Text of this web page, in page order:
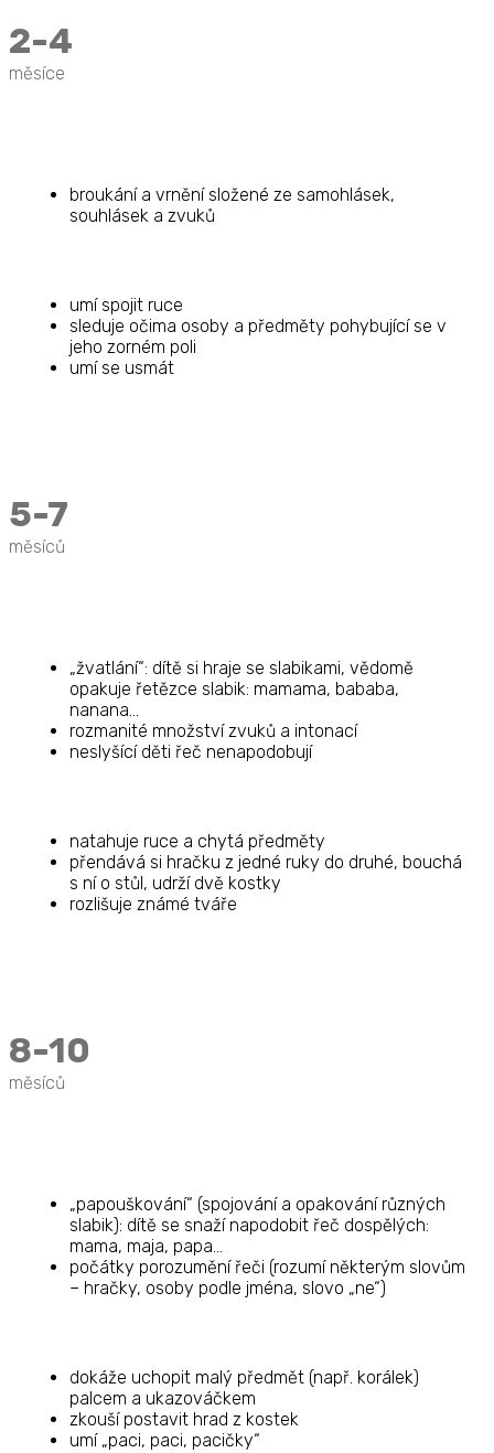
2-4
měsíce
broukání a vrnění složené ze samohlásek,
souhlásek a zvuků
umí spojit ruce
sleduje očima osoby a předměty pohybující se v
jeho zorném poli
umí se usmát
5-7
měsíců
„žvatlání“: dítě si hraje se slabikami, vědomě
opakuje řetězce slabik: mamama, bababa,
nanana…
rozmanité množství zvuků a intonací
neslyšící děti řeč nenapodobují
natahuje ruce a chytá předměty
přendává si hračku z jedné ruky do druhé, bouchá
s ní o stůl, udrží dvě kostky
rozlišuje známé tváře
8-10
měsíců
„papouškování“ (spojování a opakování různých
slabik): dítě se snaží napodobit řeč dospělých:
mama, maja, papa…
počátky porozumění řeči (rozumí některým slovům
– hračky, osoby podle jména, slovo „ne“)
dokáže uchopit malý předmět (např. korálek)
palcem a ukazováčkem
zkouší postavit hrad z kostek
umí „paci, paci, pacičky“